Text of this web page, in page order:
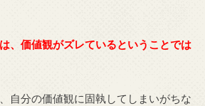
、価値観がズレているということでは
自分の価値観に固執してしまいがちな